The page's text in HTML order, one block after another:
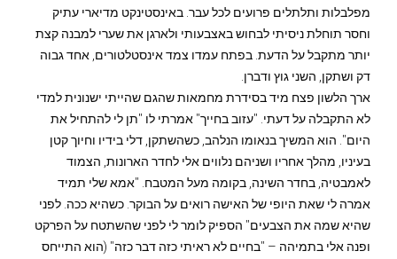
מפלבלות ותלתלים פרועים לכל עבר. באינסטינקט מדיארי עתיק
וחסר תוחלת ניסיתי לבחוש באצבעותי ולארגן את שערי למבנה קצת
יותר מתקבל על הדעת. בפתח עמדו צמד אינסטלטורים, אחד גבוה
דק ושתקן, השני גוץ ודברן.
ארך הלשון פצח מיד בסידרת מחמאות שהגם שהייתי ישנונית למדי
לא התקבלה על דעתי. "עזוב בחייך" אמרתי לו "תן לי להתחיל את
היום". הוא המשיך בנאומו הנלהב, כשהשתקן, דלי בידיו וחיוך קטן
בעיניו, מהלך אחריו ושניהם נלווים אלי לחדר הארונות, הצמוד
לאמבטיה, בחדר השינה, בקומה מעל המטבח. "אמא שלי תמיד
אמרה לי שאת היופי של האישה רואים על הבוקר. כשהיא ככה. לפני
שהיא שמה את הצבעים" הספיק לומר לי לפני שהשתטח על הפרקט
ופנה אלי בתמיהה – "בחיים לא ראיתי כזה דבר כזה" (הוא התייחס